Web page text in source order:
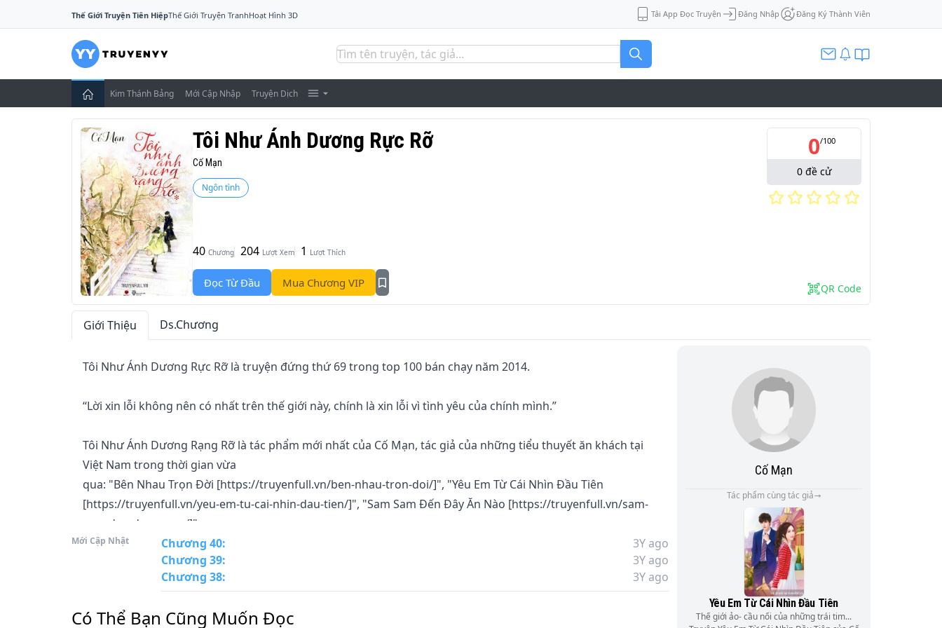
Thế Giới Truyện Tiên HiệpThế Giới Truyện TranhHoạt Hình 3D Tải App Đọc Truyện Đăng Nhập Đăng Ký Thành Viên
Kim Thánh Bảng Mới Cập Nhập Truyện Dịch
Tôi Như Ánh Dương Rực Rỡ
Cố Mạn
Ngôn tình
40 Chương 204 Lượt Xem 1 Lượt Thích
Đọc Từ Đầu Mua Chương VIP
0/100
0 đề cử
QR Code
Giới Thiệu Ds.Chương
Tôi Như Ánh Dương Rực Rỡ là truyện đứng thứ 69 trong top 100 bán chạy năm 2014.
“Lời xin lỗi không nên có nhất trên thế giới này, chính là xin lỗi vì tình yêu của chính mình.”
Tôi Như Ánh Dương Rạng Rỡ là tác phẩm mới nhất của Cố Mạn, tác giả của những tiểu thuyết ăn khách tại
Việt Nam trong thời gian vừa
qua: "Bên Nhau Trọn Đời [https://truyenfull.vn/ben-nhau-tron-doi/]", "Yêu Em Từ Cái Nhìn Đầu Tiên
[https://truyenfull.vn/yeu-em-tu-cai-nhin-dau-tien/]", "Sam Sam Đến Đây Ăn Nào [https://truyenfull.vn/sam-
sam-den-day-an-ne/]".
Một câu chuyện mang đậm phong cách lãng mạn nhẹ nhàng và khó quên của Cố Mạn, những cung bậc
tinh tế trong tình yêu được tác giả
qua những thăng trầm trong
Mới Cập Nhật Chương 40:
3Y ago
Chương 39:
3Y ago
Chương 38: 3Y ago
Có Thể Bạn Cũng Muốn Đọc
Cố Mạn
Tác phẩm cùng tác giả
Yêu Em Từ Cái Nhìn Đầu Tiên
Thế giới ảo- cầu nối của những trái tim...